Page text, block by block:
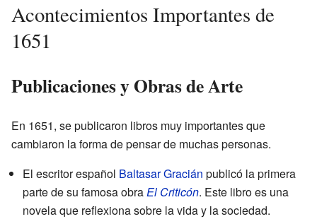
Acontecimientos Importantes de
1651
Publicaciones y Obras de Arte
En 1651, se publicaron libros muy importantes que
cambiaron la forma de pensar de muchas personas.
El escritor español Baltasar Gracián publicó la primera
parte de su famosa obraEl Criticón. Este libro es una
novela que reflexiona sobre la vida y la sociedad.